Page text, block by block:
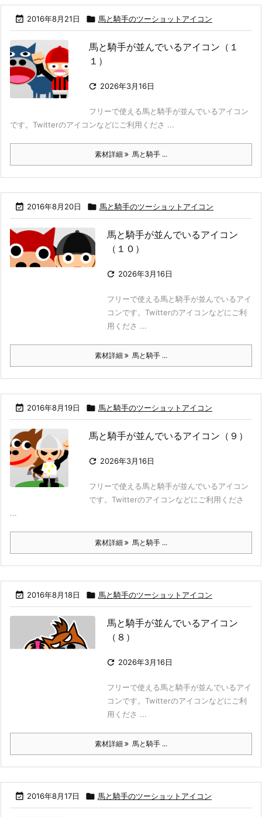
 2016年8月21日  馬と騎手のツーショットアイコン
馬と騎手が並んでいるアイコン（１
１）
 2026年3月16日
フリーで使える馬と騎手が並んでいるアイコン
です。Twitterのアイコンなどにご利用くださ ...
素材詳細 馬と騎手 ...
 2016年8月20日  馬と騎手のツーショットアイコン
馬と騎手が並んでいるアイコン
（１０）
 2026年3月16日
フリーで使える馬と騎手が並んでいるアイ
コンです。Twitterのアイコンなどにご利
用くださ ...
素材詳細 馬と騎手 ...
 2016年8月19日  馬と騎手のツーショットアイコン
馬と騎手が並んでいるアイコン（９）
 2026年3月16日
フリーで使える馬と騎手が並んでいるアイコン
です。Twitterのアイコンなどにご利用くださ
...
素材詳細 馬と騎手 ...
 2016年8月18日  馬と騎手のツーショットアイコン
馬と騎手が並んでいるアイコン
（８）
 2026年3月16日
フリーで使える馬と騎手が並んでいるアイ
コンです。Twitterのアイコンなどにご利
用くださ ...
素材詳細 馬と騎手 ...
 2016年8月17日  馬と騎手のツーショットアイコン